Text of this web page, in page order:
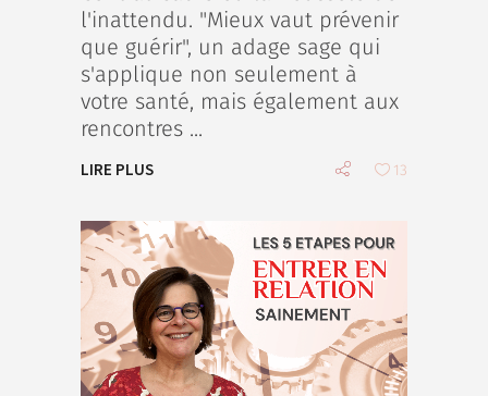
l'inattendu. "Mieux vaut prévenir
que guérir", un adage sage qui
s'applique non seulement à
votre santé, mais également aux
rencontres
LIRE PLUS 13